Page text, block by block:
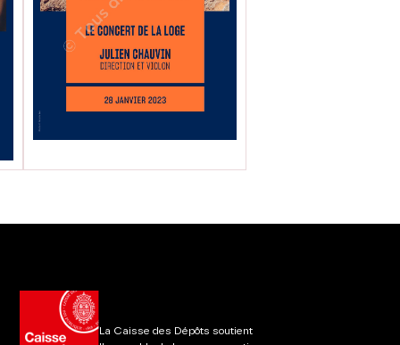
La Caisse des Dépôts soutient